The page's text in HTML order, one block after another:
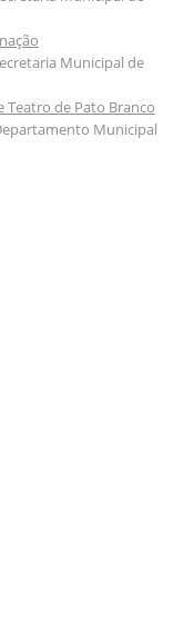
Municipal de
Teatro de Pato Branco
Municipal